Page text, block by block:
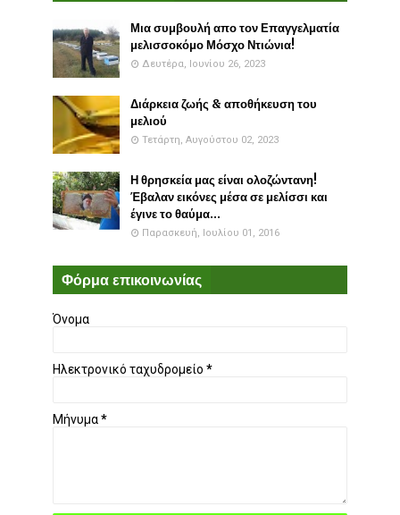
Μια συμβουλή απο τον Επαγγελματία
μελισσοκόμο Μόσχο Ντιώνια!
Δευτέρα, Ιουνίου 26, 2023
Διάρκεια ζωής & αποθήκευση του
μελιού
Τετάρτη, Αυγούστου 02, 2023
Η θρησκεία μας είναι ολοζώντανη!
Έβαλαν εικόνες μέσα σε μελίσσι και
έγινε το θαύμα...
Παρασκευή, Ιουλίου 01, 2016
Φόρμα επικοινωνίας
Όνομα
Ηλεκτρονικό ταχυδρομείο *
Μήνυμα*